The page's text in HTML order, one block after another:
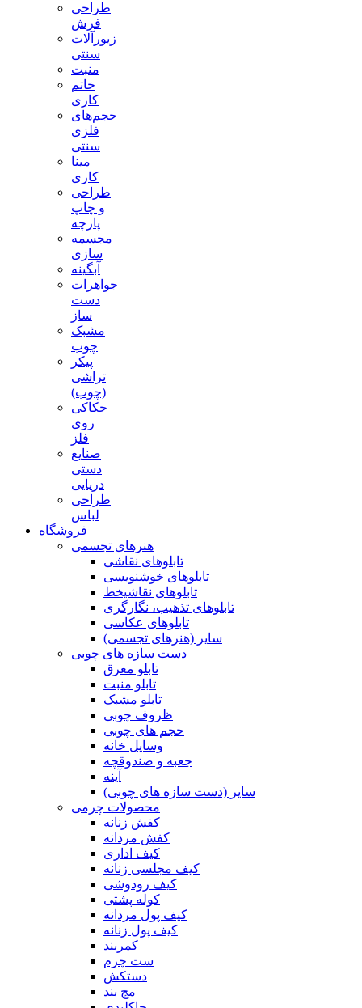
طراحی
فرش
زیورآلات
سنتی
منبت
خاتم
کاری
حجم‌های
فلزی
سنتی
مینا
کاری
طراحی
و چاپ
پارچه
مجسمه
سازی
آبگینه
جواهرات
دست
ساز
مشبک
چوب
پیکر
تراشی
(چوب)
حکاکی
روی
فلز
صنایع
دستی
دریایی
طراحی
لباس
فروشگاه
هنرهای تجسمی
تابلوهای نقاشی
تابلوهای خوشنویسی
تابلوهای نقاشیخط
تابلوهای تذهیب، نگارگری
تابلوهای عکاسی
سایر (هنرهای تجسمی)
دست سازه های چوبی
تابلو معرق
تابلو منبت
تابلو مشبک
ظروف چوبی
حجم های چوبی
وسایل خانه
جعبه و صندوقچه
آینه
سایر (دست سازه های چوبی)
محصولات چرمی
کفش زنانه
کفش مردانه
کیف اداری
کیف مجلسی زنانه
کیف رودوشی
کوله پشتی
کیف پول مردانه
کیف پول زنانه
کمربند
ست چرم
دستکش
مچ بند